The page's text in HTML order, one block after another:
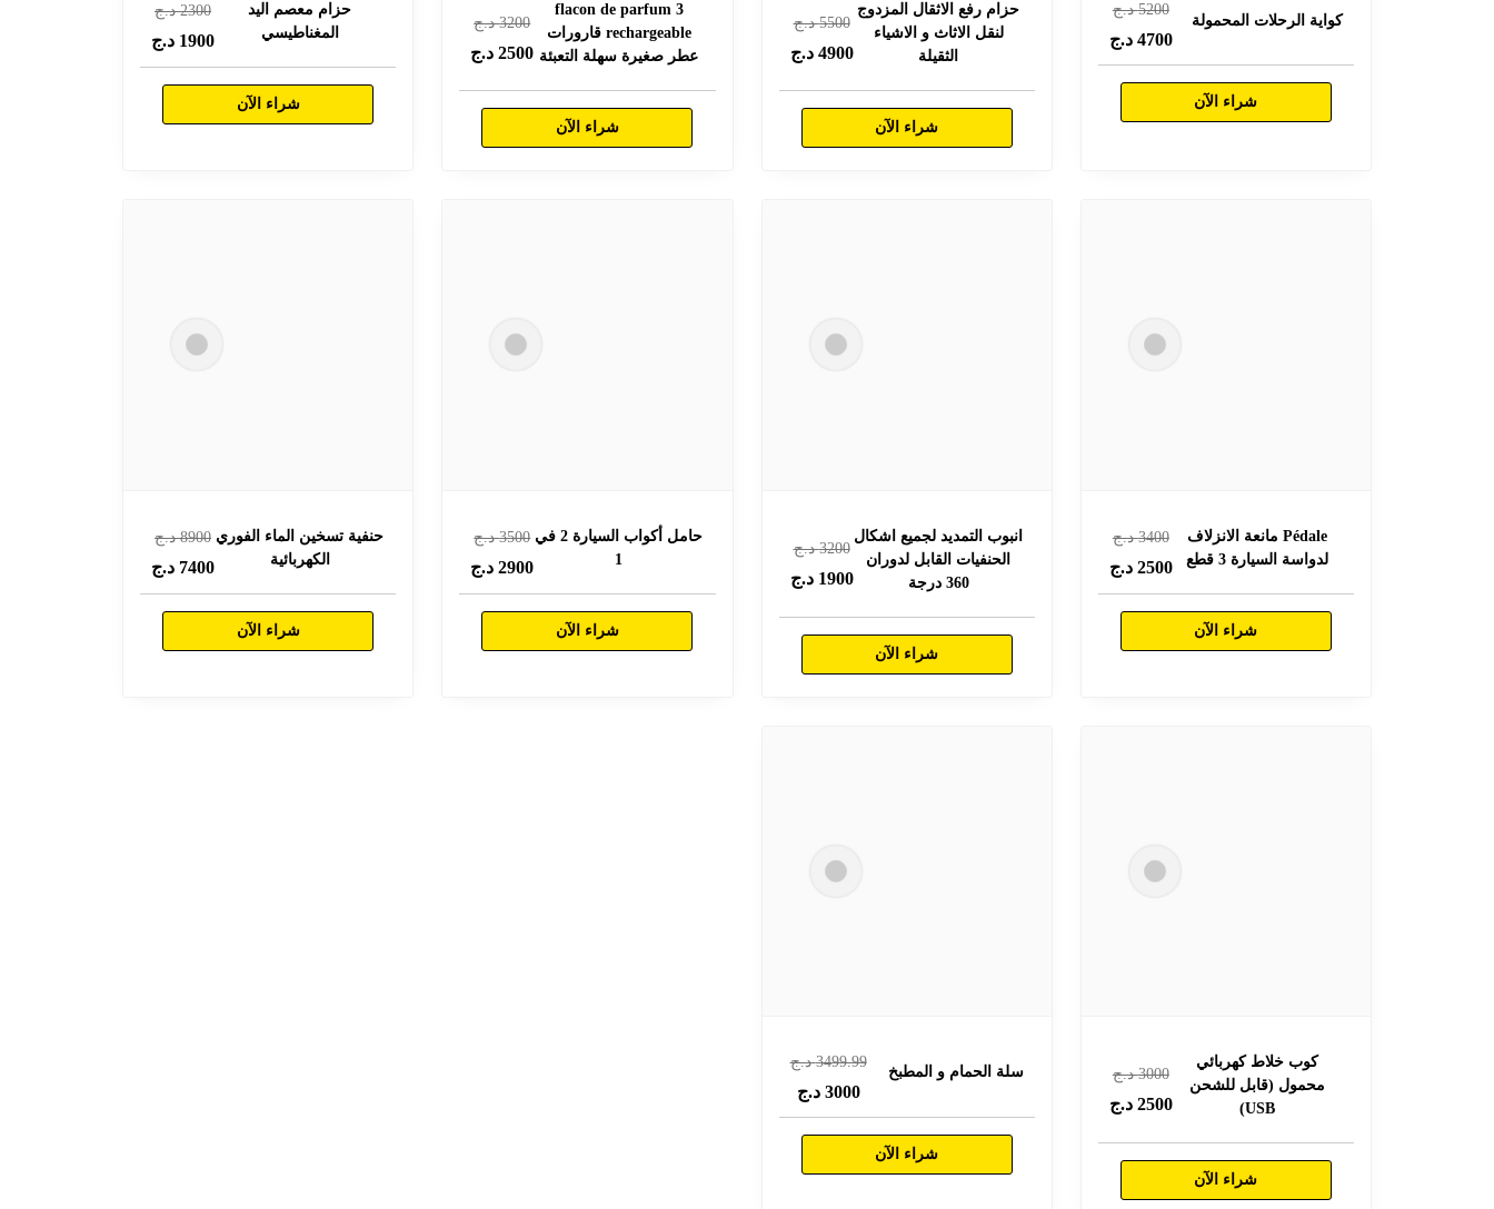
كواية الرحلات المحمولة
5200د.ج
4700 د.ج
شراء الآن
حزام رفع الاثقال المزدوج
لنقل الاثاث و الاشياء
الثقيلة
5500د.ج
4900 د.ج
شراء الآن
3 flacon de parfum
rechargeable قارورات
عطر صغيرة سهلة التعبئة
3200د.ج
2500د.ج
شراء الآن
حزام معصم اليد
المغناطيسي
2300د.ج
1900 د.ج
شراء الآن
Pédale مانعة الانزلاف
لدواسة السيارة 3 قطع
3400د.ج
2500 د.ج
شراء الآن
انبوب التمديد لجميع اشكال
الحنفيات القابل لدوران
360 درجة
3200د.ج
1900 د.ج
شراء الآن
حامل أكواب السيارة 2 في
1
3500د.ج
2900د.ج
شراء الآن
حنفية تسخين الماء الفوري
الكهربائية
8900د.ج
7400 د.ج
شراء الآن
كوب خلاط كهربائي
محمول (قابل للشحن
USB)
3000د.ج
2500 د.ج
شراء الآن
سلة الحمام و المطبخ
3499.99د.ج
3000 د.ج
شراء الآن